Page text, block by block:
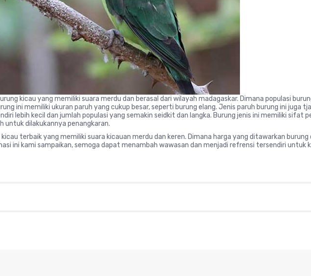
kicau yang memiliki suara merdu dan berasal dari wilayah madagaskar. Dimana populasi
ini memiliki ukuran paruh yang cukup besar, seperti burung elang. Jenis paruh burung ini juga
lebih kecil dan jumlah populasi yang semakin seidkit dan langka. Burung jenis ini memiliki sifat
untuk dilakukannya penangkaran.
kicau terbaik yang memiliki suara kicauan merdu dan keren. Dimana harga yang ditawarkan
ini kami sampaikan, semoga dapat menambah wawasan dan menjadi refrensi tersendiri untuk